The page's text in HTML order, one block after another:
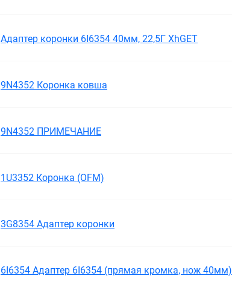
Адаптер коронки 6I6354 40мм, 22,5Г XhGET
9N4352 Коронка ковша
9N4352 ПРИМЕЧАНИЕ
1U3352 Коронка (OFM)
3G8354 Адаптер коронки
6I6354 Адаптер 6I6354 (прямая кромка, нож 40мм)